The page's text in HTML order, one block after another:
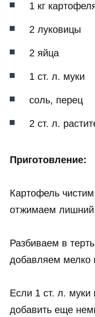
1 кг
2 луковицы
2 яйца
1 ст. л. муки
соль, перец
2 ст. л.
Приготовление:
Картофель
отжимаем лишний
Разбиваем в
добавляем мелко
Если 1 ст. л. муки
добавить еще